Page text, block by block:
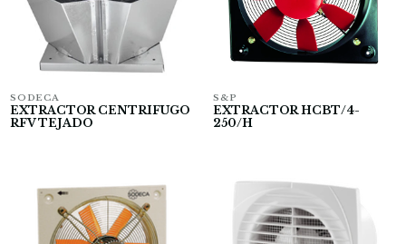
SODECA
EXTRACTOR CENTRIFUGO
RFV TEJADO
S&P
EXTRACTOR HCBT/4-
250/H